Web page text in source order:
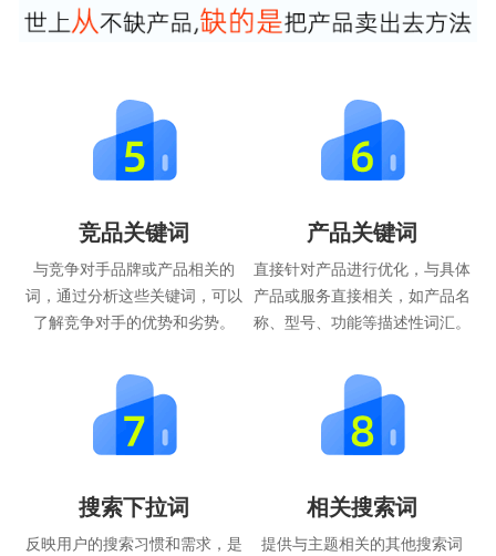
竞品关键词
与竞争对手品牌或产品相关的
词，通过分析这些关键词，可以
了解竞争对手的优势和劣势。
产品关键词
直接针对产品进行优化，与具体
产品或服务直接相关，如产品名
称、型号、功能等描述性词汇。
搜索下拉词
反映用户的搜索习惯和需求，是
相关搜索词
提供与主题相关的其他搜索词